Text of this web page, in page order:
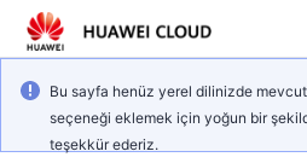
Bu sayfa henüz yerel dilinizde
seçeneği eklemek için yoğun bir
teşekkür ederiz.